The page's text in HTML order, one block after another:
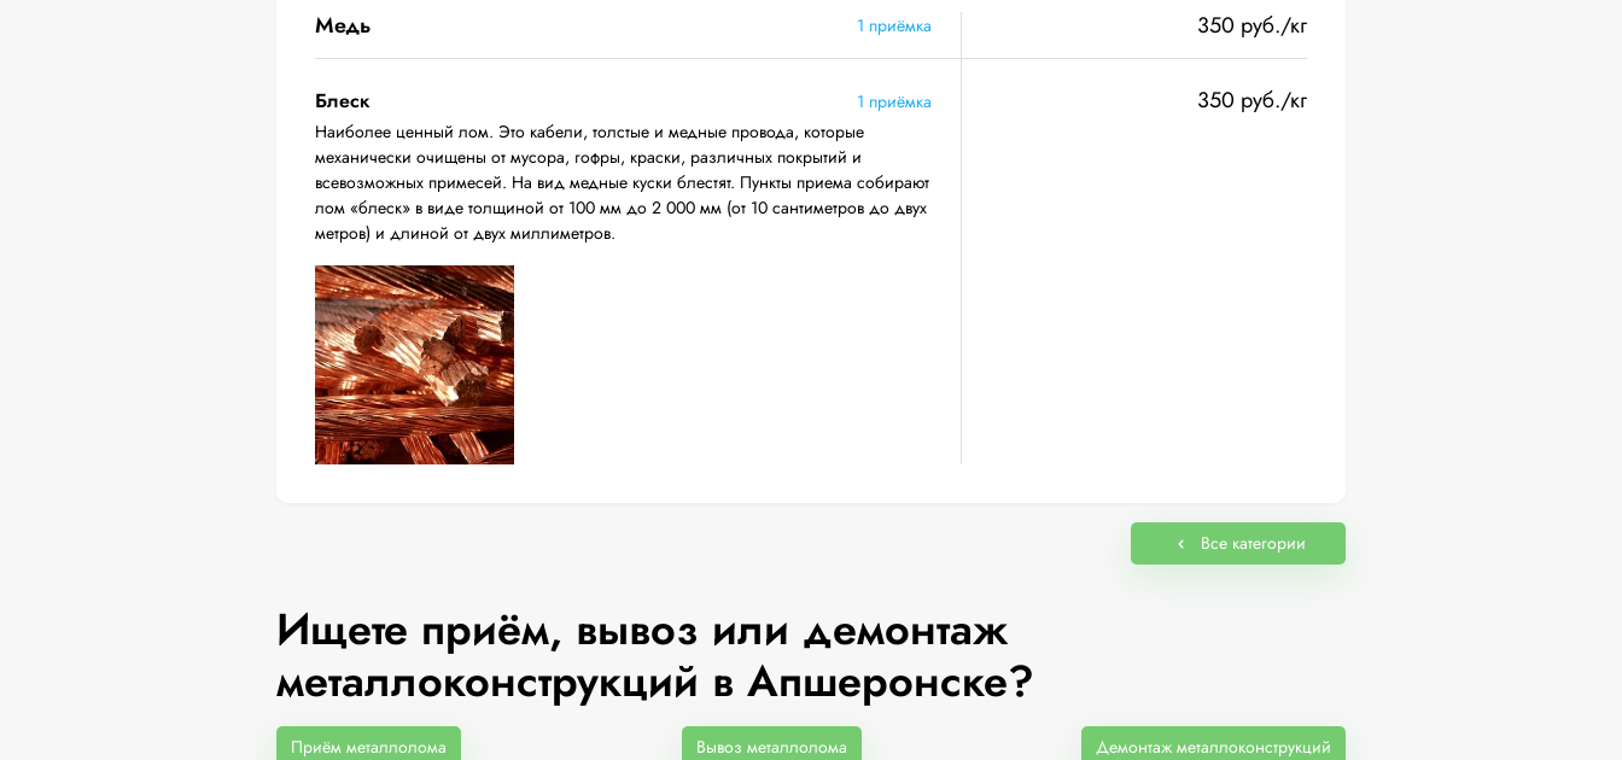
Медь 1 приёмка 350 руб./кг
Блеск
1 приёмка
Наиболее ценный лом. Это кабели, толстые и медные провода, которые
механически очищены от мусора, гофры, краски, различных покрытий и
всевозможных примесей. На вид медные куски блестят. Пункты приема собирают
лом «блеск» в виде толщиной от 100 мм до 2 000 мм (от 10 сантиметров до двух
метров) и длиной от двух миллиметров.
350 руб./кг
Все категории
Ищете приём, вывоз или демонтаж
металлоконструкций в Апшеронске?
Приём металлолома Вывоз металлолома Демонтаж металлоконструкций